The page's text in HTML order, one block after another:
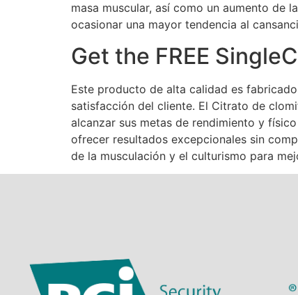
masa muscular, así como un aumento de
ocasionar una mayor tendencia al
Get the FREE
Este producto de alta calidad es
satisfacción del cliente. El Citrato de
alcanzar sus metas de rendimiento y
ofrecer resultados excepcionales sin
de la musculación y el culturismo para